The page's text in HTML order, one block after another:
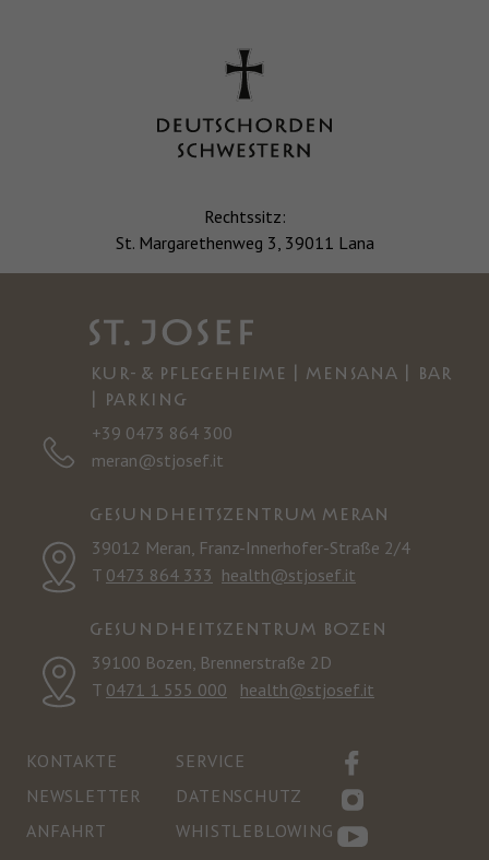
Rechtssitz:
St. Margarethenweg 3, 39011 Lana
KUR- & PFLEGEHEIME | MENSANA | BAR
| PARKING
+39 0473 864 300
meran@stjosef.it
GESUNDHEITSZENTRUM MERAN
39012 Meran, Franz-Innerhofer-Straße 2/4
T 0473 864 333 health@stjosef.it
GESUNDHEITSZENTRUM BOZEN
39100 Bozen, Brennerstraße 2D
T 0471 1 555 000 health@stjosef.it
KONTAKTE
NEWSLETTER
ANFAHRT
SERVICE
DATENSCHUTZ
WHISTLEBLOWING